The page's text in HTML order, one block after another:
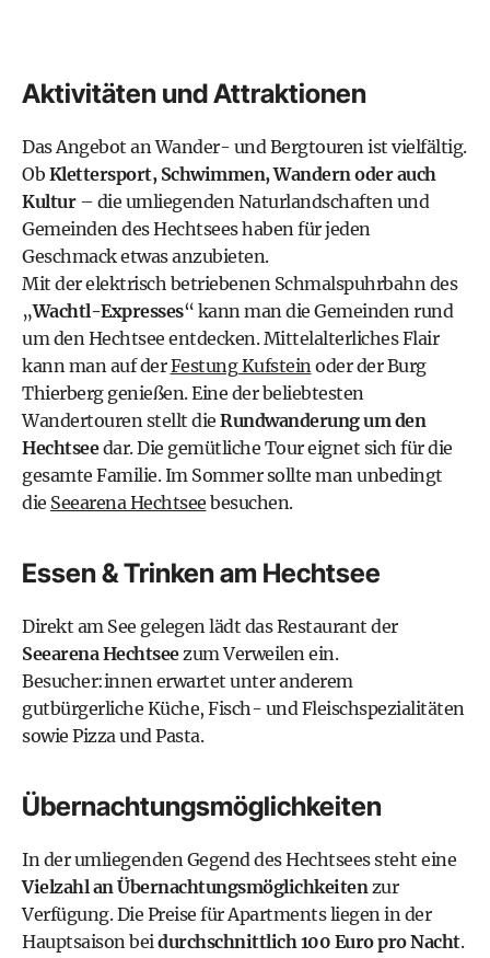
Aktivitäten und Attraktionen
Das Angebot an Wander- und Bergtouren ist vielfältig.
Ob Klettersport, Schwimmen, Wandern oder auch
Kultur– die umliegenden Naturlandschaften und
Gemeinden des Hechtsees haben für jeden
Geschmack etwas anzubieten.
Mit der elektrisch betriebenen Schmalspuhrbahn des
„Wachtl-Expresses“ kann man die Gemeinden rund
um den Hechtsee entdecken. Mittelalterliches Flair
kann man auf derFestung Kufsteinoder der Burg
Thierberg genießen. Eine der beliebtesten
Wandertouren stellt die Rundwanderung um den
Hechtseedar. Die gemütliche Tour eignet sich für die
gesamte Familie. Im Sommer sollte man unbedingt
die Seearena Hechtsee besuchen.
Essen & Trinken am Hechtsee
Direkt am See gelegen lädt das Restaurant der
Seearena Hechtseezum Verweilen ein.
Besucher:innen erwartet unter anderem
gutbürgerliche Küche, Fisch- und Fleischspezialitäten
sowie Pizza und Pasta.
Übernachtungsmöglichkeiten
In der umliegenden Gegend des Hechtsees steht eine
Vielzahl an Übernachtungsmöglichkeitenzur
Verfügung. Die Preise für Apartments liegen in der
Hauptsaison beidurchschnittlich 100 Euro pro Nacht.